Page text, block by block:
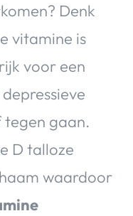
Denk
vitamine is
voor een
tegen gaan.
D talloze
waardoor